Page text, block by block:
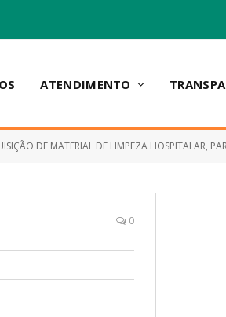
ATENDIMENTO
HOSPITALAR, PARA ATENDER AS NECESSl,DADES DA SECRETARIA
0